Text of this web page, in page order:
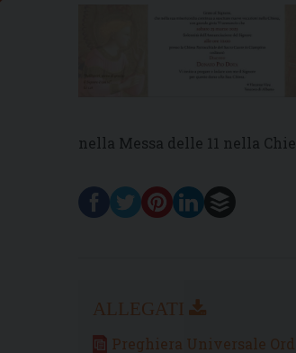
nella Messa delle 11 nella
Preghiera Universale